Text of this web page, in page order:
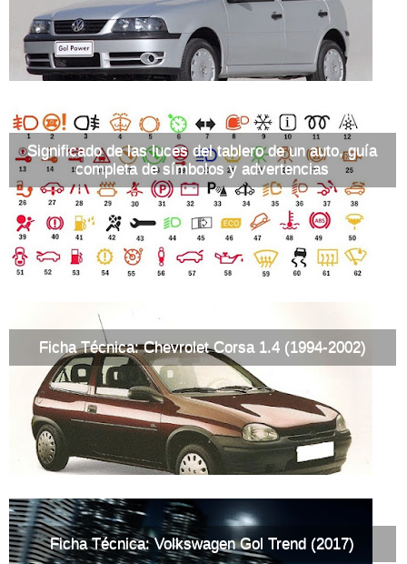
Significado de las luces del tablero de un auto, guía
completa de símbolos y advertencias
Ficha Técnica: Chevrolet Corsa 1.4 (1994-2002)
Ficha Técnica: Volkswagen Gol Trend (2017)